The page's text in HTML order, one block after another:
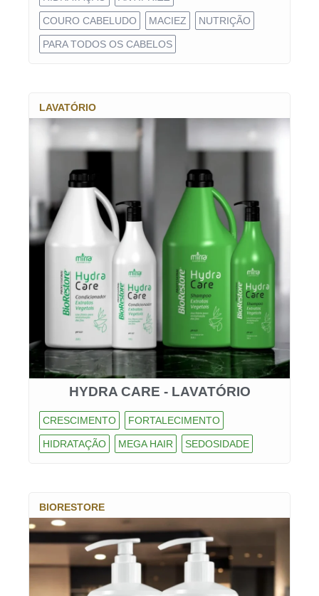
COURO CABELUDO MACIEZ NUTRIÇÃO
PARA TODOS OS CABELOS
LAVATÓRIO
HYDRA CARE - LAVATÓRIO
CRESCIMENTO FORTALECIMENTO
HIDRATAÇÃO MEGA HAIR SEDOSIDADE
BIORESTORE